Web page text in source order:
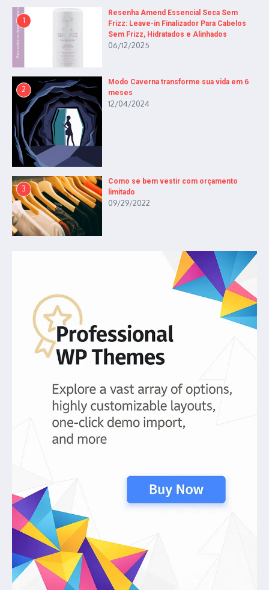
1
Resenha Amend Essencial Seca Sem
Frizz: Leave-in Finalizador Para Cabelos
Sem Frizz, Hidratados e Alinhados
06/12/2025
2
Modo Caverna transforme sua vida em 6
meses
12/04/2024
3
Como se bem vestir com orçamento
limitado
09/29/2022